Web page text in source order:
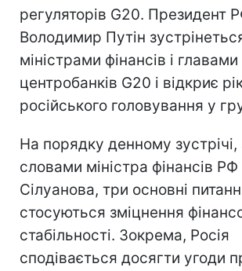
регуляторів G20. Президент
Володимир Путін
міністрами фінансів і главами
центробанків G20 і відкриє
російського головування у
На порядку денному зустрічі,
словами міністра фінансів
Сілуанова, три основні
стосуються зміцнення
стабільності. Зокрема, Росія
сподівається досягти угоди